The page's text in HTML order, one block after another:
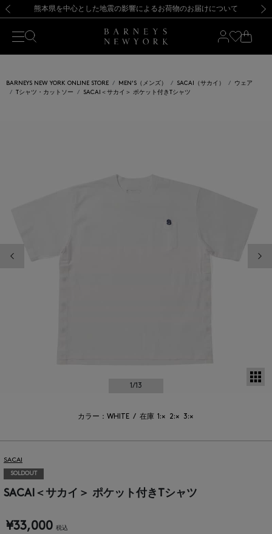
新規登録のお客様も対象！＜MY BARNEYS＞会員のお客様は11,000円（税込）以上のお買上げで常時送料無料！お買い物の際は会員登録を！
【夏季休業に伴う返品・交換承り一時停止のお知らせ】（2026.8.5）
熊本県を中心とした地震の影響によるお荷物のお届けについて
【開催中】SUMMER SALEのご案内・ご注意事項 新規登録のお客様も対象！＜MY BARNEYS＞会員のお客様は11,000円（税込）以上のお買上げで常時送料無料！お買い物の際は会員登録を！
【夏季休業に伴う返品・交換承り一時停止のお知らせ】（2026.8.5）
BARNEYS NEW YORK ONLINE STORE MEN'S（メンズ） SACAI（サカイ）
ウェア
Tシャツ・カットソー
SACAI＜サカイ＞ ポケット付きTシャツ
1/13
カラー：WHITE / 在庫 1:× 2:× 3:×
SACAI
SOLDOUT
SACAI＜サカイ＞ ポケット付きTシャツ
¥33,000 税込